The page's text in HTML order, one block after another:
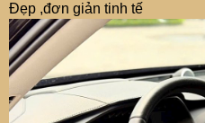
Đẹp ,đơn giản tinh tế